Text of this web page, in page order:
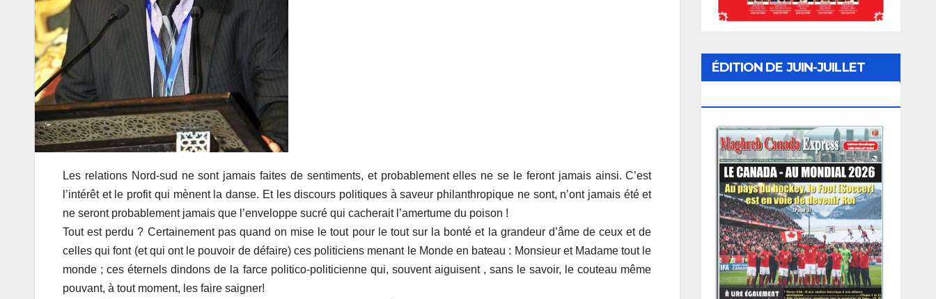
Les relations Nord-sud ne sont jamais faites de sentiments, et probablement elles ne se le feront jamais ainsi. C’est
l’intérêt et le profit qui mènent la danse. Et les discours politiques à saveur philanthropique ne sont, n’ont jamais été et
ne seront probablement jamais que l’enveloppe sucré qui cacherait l’amertume du poison !
Tout est perdu ? Certainement pas quand on mise le tout pour le tout sur la bonté et la grandeur d’âme de ceux et de
celles qui font (et qui ont le pouvoir de défaire) ces politiciens menant le Monde en bateau : Monsieur et Madame tout le
monde ; ces éternels dindons de la farce politico-politicienne qui, souvent aiguisent , sans le savoir, le couteau même
pouvant, à tout moment, les faire saigner!
ÉDITION DE JUIN-JUILLET